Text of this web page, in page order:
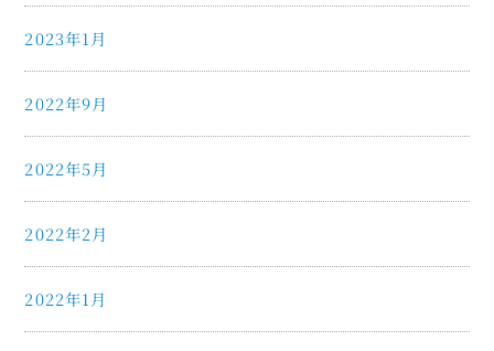
2023年1月
2022年9月
2022年5月
2022年2月
2022年1月